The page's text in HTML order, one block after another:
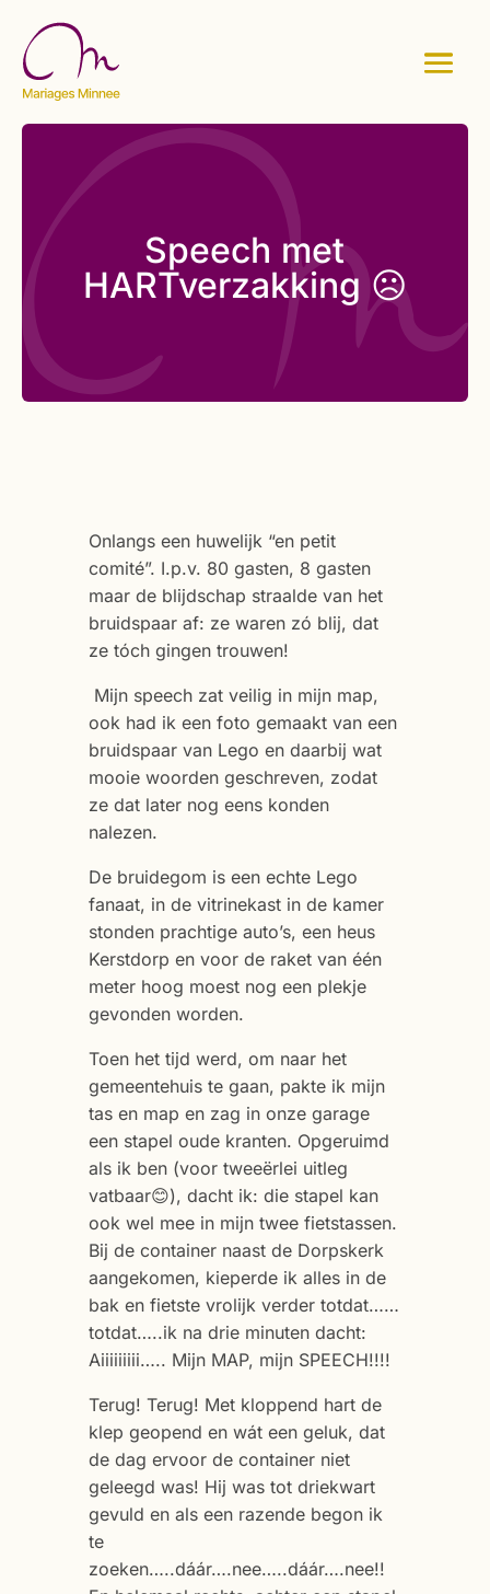
Speech met
HARTverzakking ☹
Onlangs een huwelijk “en petit
comité”. I.p.v. 80 gasten, 8 gasten
maar de blijdschap straalde van het
bruidspaar af: ze waren zó blij, dat
ze tóch gingen trouwen!
Mijn speech zat veilig in mijn map,
ook had ik een foto gemaakt van een
bruidspaar van Lego en daarbij wat
mooie woorden geschreven, zodat
ze dat later nog eens konden
nalezen.
De bruidegom is een echte Lego
fanaat, in de vitrinekast in de kamer
stonden prachtige auto’s, een heus
Kerstdorp en voor de raket van één
meter hoog moest nog een plekje
gevonden worden.
Toen het tijd werd, om naar het
gemeentehuis te gaan, pakte ik mijn
tas en map en zag in onze garage
een stapel oude kranten. Opgeruimd
als ik ben (voor tweeërlei uitleg
vatbaar😊), dacht ik: die stapel kan
ook wel mee in mijn twee fietstassen.
Bij de container naast de Dorpskerk
aangekomen, kieperde ik alles in de
bak en fietste vrolijk verder totdat……
totdat…..ik na drie minuten dacht:
Aiiiiiiiii….. Mijn MAP, mijn SPEECH!!!!
Terug! Terug! Met kloppend hart de
klep geopend en wát een geluk, dat
de dag ervoor de container niet
geleegd was! Hij was tot driekwart
gevuld en als een razende begon ik
te
zoeken…..dáár….nee…..dáár….nee!!